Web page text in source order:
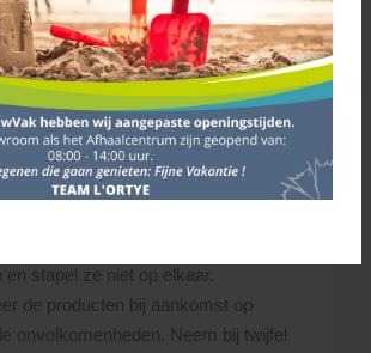
de materialen zo dicht mogelijk bij de
losplaats af te leveren. Uitgangspunt
dat de chauffeur steeds schade aan
van) derden probeert te voorkomen.
bepaalt ter plekke of de gevraagde
bereikbaar is.
er voldoende ruimte is op de leverplaats
en stapel ze niet op elkaar.
de producten bij aankomst op
onvolkomenheden. Neem bij twijfel